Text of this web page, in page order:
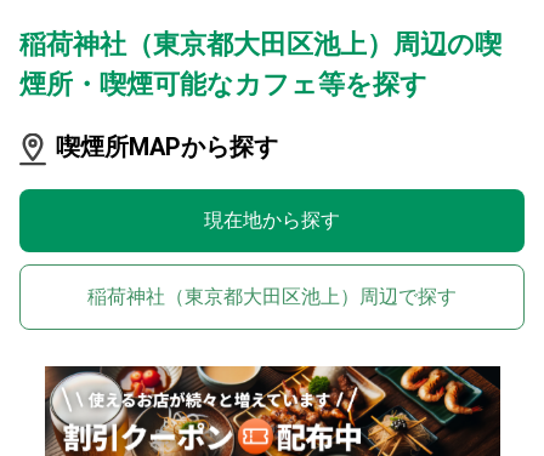
稲荷神社（東京都大田区池上）周辺の喫
煙所・喫煙可能なカフェ等を探す
喫煙所MAPから探す
現在地から探す
稲荷神社（東京都大田区池上）周辺で探す